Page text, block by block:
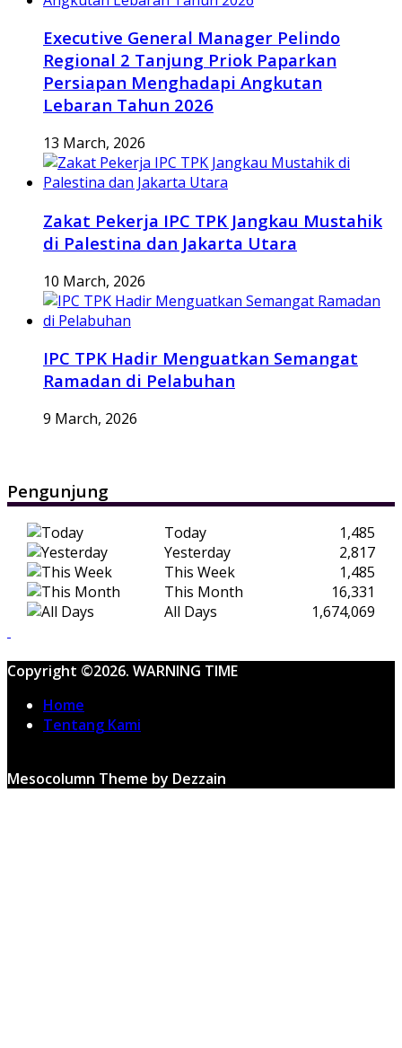
Executive General Manager Pelindo
Regional 2 Tanjung Priok Paparkan
Persiapan Menghadapi Angkutan
Lebaran Tahun 2026
13 March, 2026
Zakat Pekerja IPC TPK Jangkau Mustahik
di Palestina dan Jakarta Utara
10 March, 2026
IPC TPK Hadir Menguatkan Semangat
Ramadan di Pelabuhan
9 March, 2026
Pengunjung
Today
1,485
Yesterday
2,817
This Week
1,485
This Month
16,331
All Days
1,674,069
Copyright ©2026. WARNING TIME
Home
Tentang Kami
Mesocolumn Theme by Dezzain